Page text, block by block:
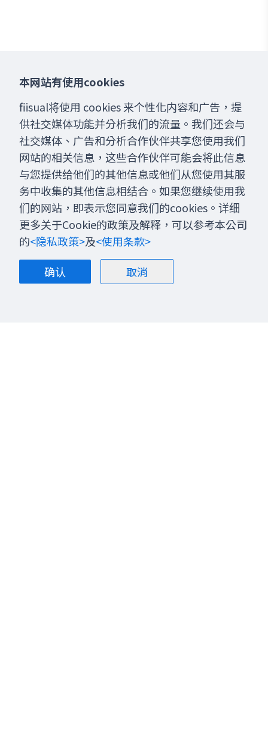
本网站有使用cookies
fiisual将使用 cookies 来个性化内容和广告，提
供社交媒体功能并分析我们的流量。我们还会与
社交媒体、广告和分析合作伙伴共享您使用我们
网站的相关信息，这些合作伙伴可能会将此信息
与您提供给他们的其他信息或他们从您使用其服
务中收集的其他信息相结合。如果您继续使用我
们的网站，即表示您同意我们的cookies。详细
更多关于Cookie的政策及解释，可以参考本公司
的<隐私政策>及<使用条款>
确认
取消